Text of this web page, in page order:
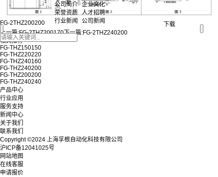
公司简介 企业文化
荣誉资质 人才招聘
行业新闻
公司新闻
FG-2THZ200200
下载
上一篇:FG-2THZ200170下一篇:FG-2THZ240200
相关推荐
FG-THZ150150
FG-THZ220220
FG-THZ240160
FG-THZ240200
FG-THZ200200
FG-THZ240240
产品中心
行业应用
服务支持
新闻中心
关于我们
联系我们
Copyright ©2024 上海孚根自动化科技有限公司
沪ICP备12041025号
网站地图
在线客服
申请报价